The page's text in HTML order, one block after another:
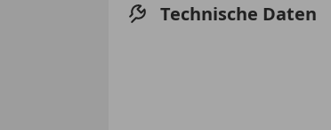
Technische Daten